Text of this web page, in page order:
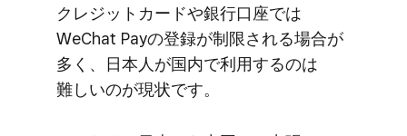
クレジットカードや​銀行口座では​
WeChat Payの​登録が​制限される​場合が​
多く、​日本人が​国内で​利用するのは​
難しいのが​現状です。